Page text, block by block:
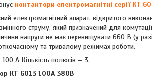
контактори електромагнітні серії КТ
електромагнітний апарат, відкритого
струму, який призначений для
напруги не має перевищувати 660 В (у
та тривалому режимах роботи.
А Кількість полюсів — 3.
КТ 6013 100А 380В